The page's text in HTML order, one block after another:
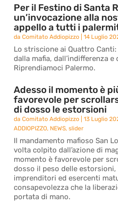
Per il Festino di Santa
un’invocazione alla
appello a tutti i
daComitato Addiopizzo |14 Luglio
Lo striscione ai Quattro
dalla mafia, dall’indifferenza e
Riprendiamoci Palermo.
Adesso il momento è
favorevole per
di dosso le estorsioni
daComitato Addiopizzo |13 Luglio
ADDIOPIZZO, NEWS,slider
Il mandamento mafioso San
volta colpito dall’azione di
momento è favorevole per
dosso il peso delle estorsioni,
imprenditori ed esercenti
consapevolezza che la
portata di mano.